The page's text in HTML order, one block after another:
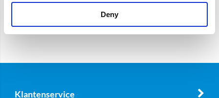
Deny
Klantenservice